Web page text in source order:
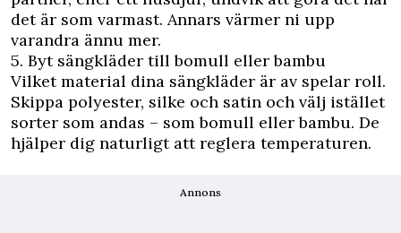
det är som varmast. Annars värmer ni upp
varandra ännu mer.
5. Byt sängkläder till bomull eller bambu
Vilket material dina sängkläder är av spelar roll.
Skippa polyester, silke och satin och välj istället
sorter som andas – som bomull eller bambu. De
hjälper dig naturligt att reglera temperaturen.
Annons